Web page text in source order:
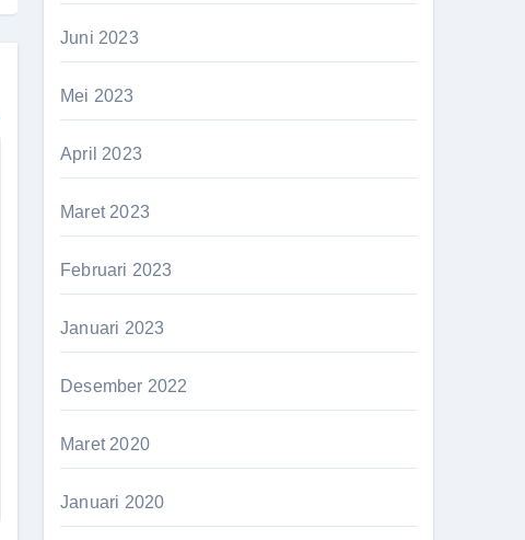
Juni 2023
Mei 2023
April 2023
Maret 2023
Februari 2023
Januari 2023
Desember 2022
Maret 2020
Januari 2020